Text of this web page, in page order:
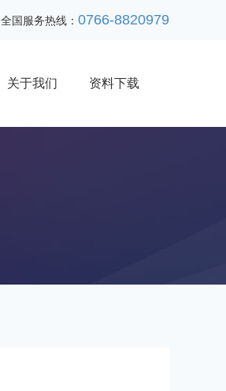
全国服务热线： 0766-8820979
关于我们 资料下载